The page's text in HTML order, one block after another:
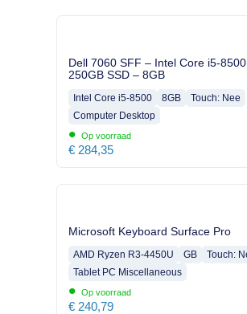
Dell 7060 SFF – Intel Core i5-
250GB SSD – 8GB
Intel Core i5-8500 8GB
Touch: Nee
Computer Desktop
• Op voorraad
€ 284,35
Microsoft Keyboard Surface Pro
AMD Ryzen R3-4450U GB
Touch:
Tablet PC Miscellaneous
• Op voorraad
€ 240,79